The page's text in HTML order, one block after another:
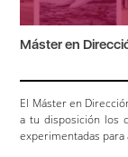
Máster en
El Máster en
a tu disposición los
experimentadas